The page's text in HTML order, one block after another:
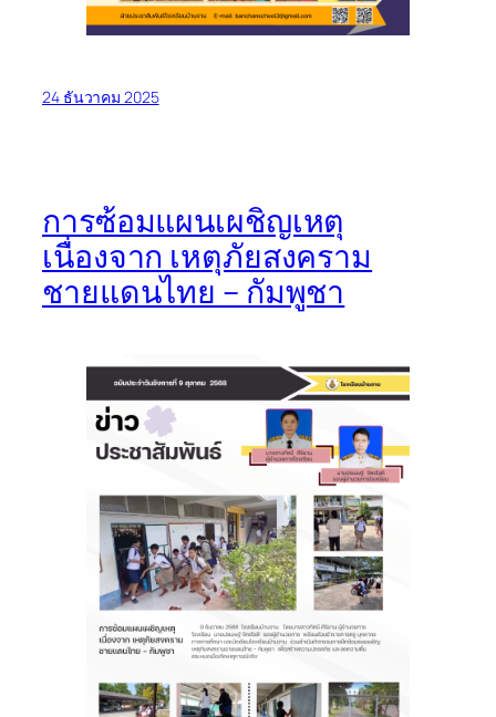
24 ธันวาคม 2025
การซ้อมแผนเผชิญเหตุ
เนื่องจาก เหตุภัยสงคราม
ชายแดนไทย – กัมพูชา